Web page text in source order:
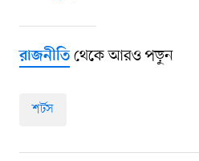
রাজনীতিথেকে আরও পড়ুন
শর্টস